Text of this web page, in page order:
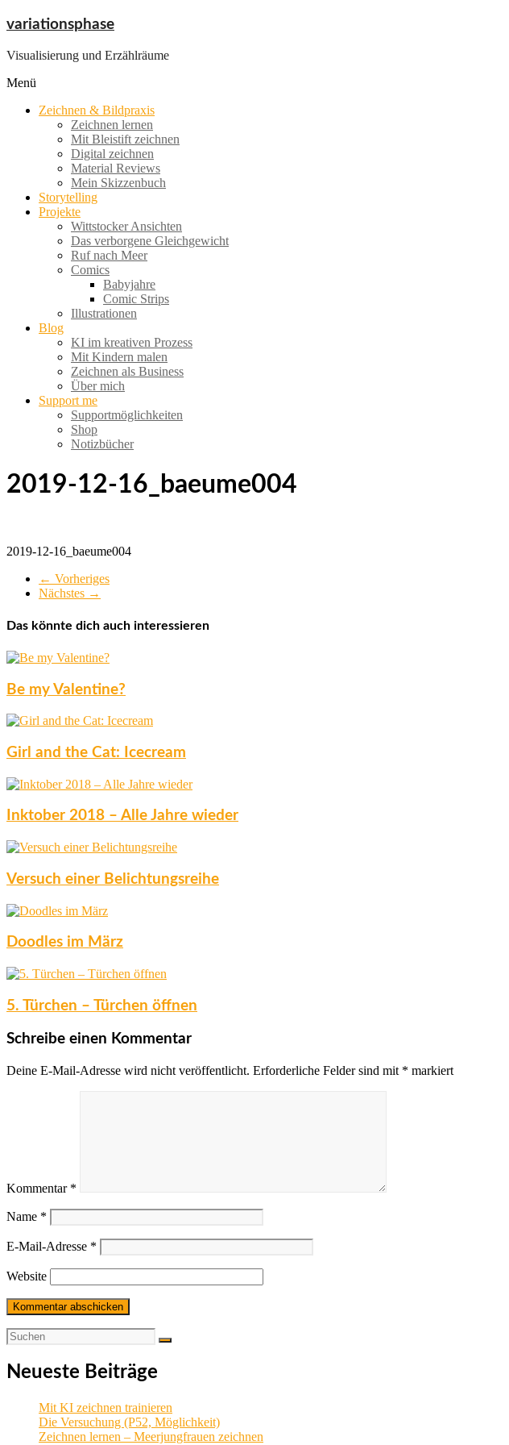
Zum
springen
variationsphase
Visualisierung und Erzählräume
Menü
Zeichnen & Bildpraxis
Zeichnen lernen
Mit Bleistift zeichnen
Digital zeichnen
Material Reviews
Mein Skizzenbuch
Storytelling
Projekte
Wittstocker Ansichten
Das verborgene Gleichgewicht
Ruf nach Meer
Comics
Babyjahre
Comic Strips
Illustrationen
Blog
KI im kreativen Prozess
Mit Kindern malen
Zeichnen als Business
Über mich
Support me
Supportmöglichkeiten
Shop
Notizbücher
2019-12-16_baeume004
2019-12-16_baeume004
← Vorheriges
Nächstes →
Das könnte dich auch interessieren
Be my Valentine?
Girl and the Cat: Icecream
Inktober 2018 – Alle Jahre wieder
Versuch einer Belichtungsreihe
Doodles im März
5. Türchen – Türchen öffnen
Schreibe einen Kommentar
Deine E-Mail-Adresse wird nicht veröffentlicht. Erforderliche Felder sind mit * markiert
Kommentar *
Name *
E-Mail-Adresse *
Website
Neueste Beiträge
Mit KI zeichnen trainieren
Die Versuchung (P52, Möglichkeit)
Zeichnen lernen – Meerjungfrauen zeichnen